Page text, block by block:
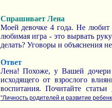
Спрашивает Лена
Моей девочке 4 года. Не любит
любимая игра - это вырвать
делать? Уговоры и объяснения
Ответ
Лена! Похоже, у Вашей дочери
исходящего от взрослого
воспитания. Почитайте статьи
"Личность родителей и развитие